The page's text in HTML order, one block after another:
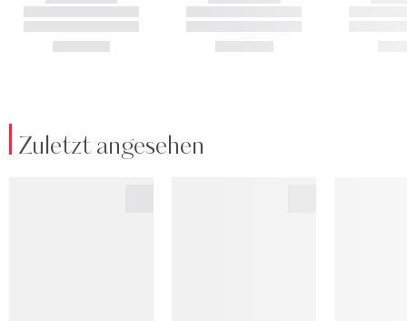
Zuletzt angesehen